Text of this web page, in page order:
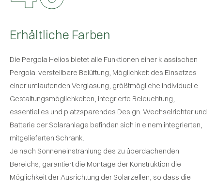
Erhältliche Farben
Die Pergola Helios bietet alle Funktionen einer klassischen
Pergola: verstellbare Belüftung, Möglichkeit des Einsatzes
einer umlaufenden Verglasung, größtmögliche individuelle
Gestaltungsmöglichkeiten, integrierte Beleuchtung,
essentielles und platzsparendes Design. Wechselrichter und
Batterie der Solaranlage befinden sich in einem integrierten,
mitgelieferten Schrank.
Je nach Sonneneinstrahlung des zu überdachenden
Bereichs, garantiert die Montage der Konstruktion die
Möglichkeit der Ausrichtung der Solarzellen, so dass die